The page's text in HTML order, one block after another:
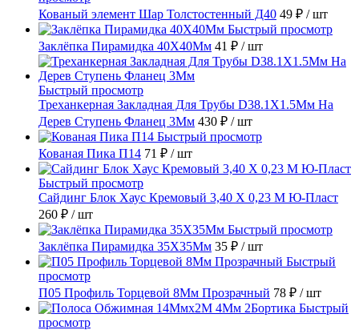
Кованый элемент Шар Толстостенный Д40 49 ₽ / шт
Быстрый просмотр
Заклёпка Пирамидка 40X40Мм 41 ₽ / шт
Быстрый просмотр
Треханкерная Закладная Для Трубы D38.1Х1.5Мм На
Дерев Ступень Фланец 3Мм 430 ₽ / шт
Быстрый просмотр
Кованая Пика П14 71 ₽ / шт
Быстрый просмотр
Сайдинг Блок Хаус Кремовый 3,40 Х 0,23 М Ю-Пласт
260 ₽ / шт
Быстрый просмотр
Заклёпка Пирамидка 35X35Мм 35 ₽ / шт
Быстрый
просмотр
П05 Профиль Торцевой 8Мм Прозрачный 78 ₽ / шт
Быстрый
просмотр